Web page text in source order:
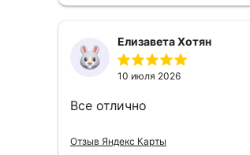
Елизавета Хотян
10 июля 2026
Все отлично
Отзыв Яндекс Карты